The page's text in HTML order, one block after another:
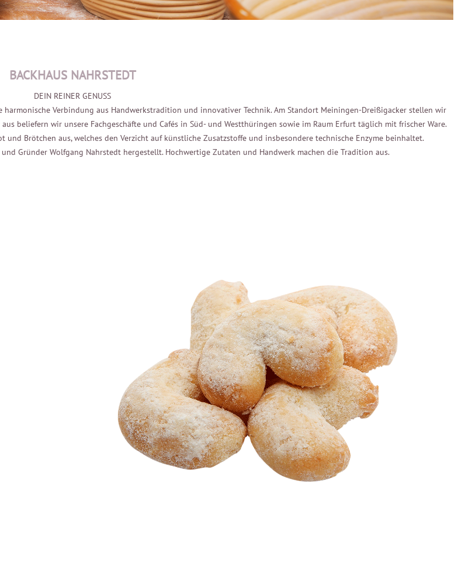
BACKHAUS NAHRSTEDT
DEIN REINER GENUSS
Verbindung aus Handwerkstradition und innovativer Technik. Am Standort Meiningen-Dreißigacker stellen wir
beliefern wir unsere Fachgeschäfte und Cafés in Süd- und Westthüringen sowie im Raum Erfurt täglich mit frischer Ware.
Brötchen aus, welches den Verzicht auf künstliche Zusatzstoffe und insbesondere technische Enzyme beinhaltet.
Gründer Wolfgang Nahrstedt hergestellt. Hochwertige Zutaten und Handwerk machen die Tradition aus.